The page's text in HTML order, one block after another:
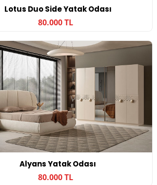
Lotus Duo Side Yatak Odası
80.000 TL
Alyans Yatak Odası
80.000 TL